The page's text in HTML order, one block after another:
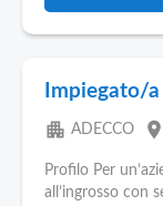
Impiegato/
apartment ADECCO place
Profilo Per
all’ingrosso con